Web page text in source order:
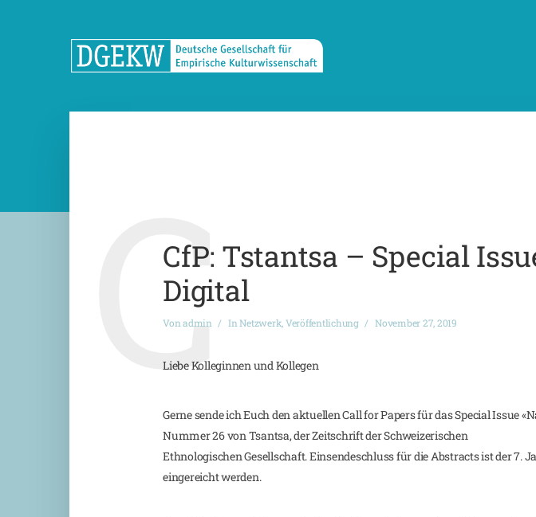
CfP: Tstantsa – Special
Digital
Vonadmin InNetzwerk,Veröffentlichung November 27, 2019
C
Liebe Kolleginnen und Kollegen
Gerne sende ich Euch den aktuellen Call for Papers für das Special
Nummer 26 von Tsantsa, der Zeitschrift der Schweizerischen
Ethnologischen Gesellschaft. Einsendeschluss für die Abstracts ist der 7.
eingereicht werden.